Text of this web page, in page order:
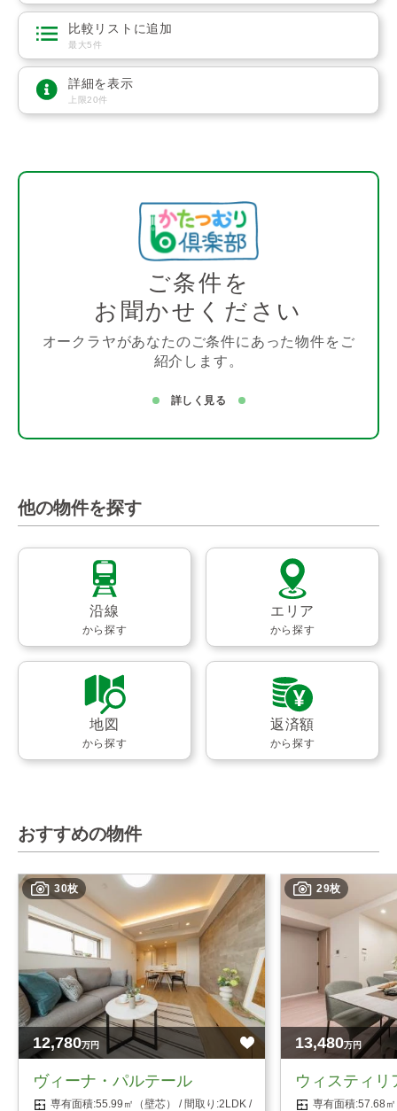
比較リストに追加
最大5件
詳細を表示
上限20件
ご条件を
お聞かせください
オークラヤがあなたのご条件にあった物件をご
紹介します。
詳しく見る
他の物件を探す
沿線
から探す
エリア
から探す
地図
から探す
返済額
から探す
おすすめの物件
30枚
12,780万円
ヴィーナ・パルテール
55.99㎡（壁芯）
2LDK
29枚
13,480万円
ウィスティリ
57.68